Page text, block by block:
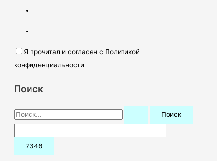
Я прочитал и согласен с Политикой
конфиденциальности
Поиск
П
о
и